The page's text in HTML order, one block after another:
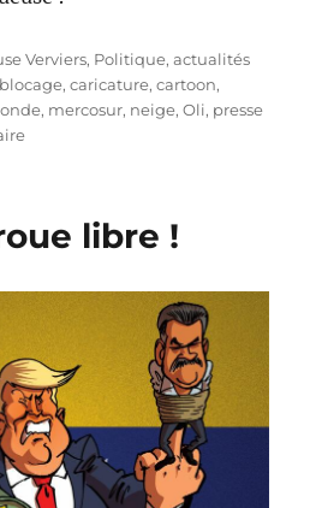
Verviers, Politique, actualités
blocage,caricature,cartoon,
, mercosur, neige,Oli, presse
sur
alert
libre !